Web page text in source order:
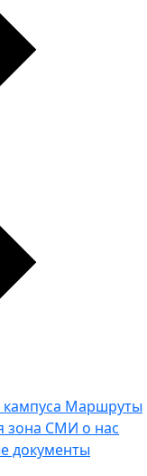
Маршруты
зона СМИ о нас
документы